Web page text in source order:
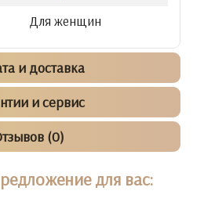
Для женщин
и доставка
и сервис
(0)
для вас: